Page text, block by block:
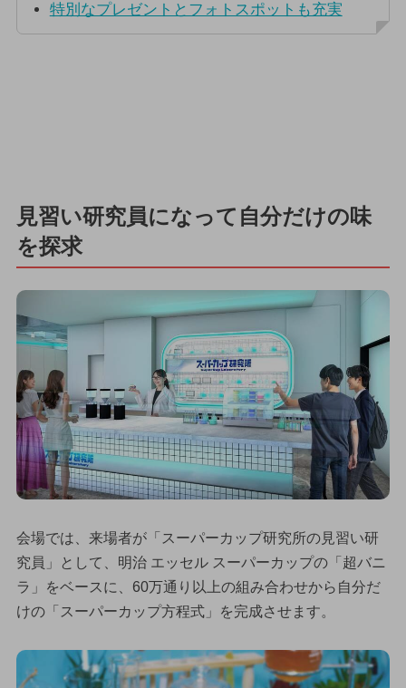
特別なプレゼントとフォトスポットも充実
見習い研究員になって自分だけの味
を探求
会場では、来場者が「スーパーカップ研究所の見習い研
究員」として、明治 エッセル スーパーカップの「超バニ
ラ」をベースに、60万通り以上の組み合わせから自分だ
けの「スーパーカップ方程式」を完成させます。